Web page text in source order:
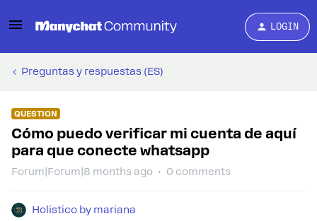
LOGIN
Preguntas y respuestas (ES)
QUESTION
Cómo puedo verificar mi cuenta de aquí
para que conecte whatsapp
Forum|Forum|8 months ago 0 comments
Holistico by mariana